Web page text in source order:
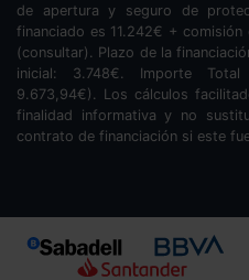
de apertura y seguro de
financiado es 11.242€ + comisión
(consultar). Plazo de la
inicial: 3.748€. Importe Total
9.673,94€). Los cálculos
finalidad informativa y no
contrato de financiación si este